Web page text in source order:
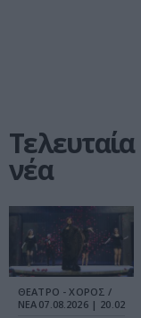
Τελευταία
νέα
ΘΕΑΤΡΟ - ΧΟΡΟΣ /
ΝΕΑ 07.08.2026 | 20.02